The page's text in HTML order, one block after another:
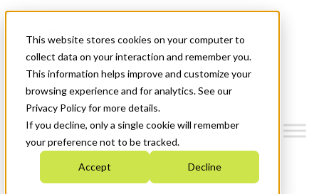
This website stores cookies on your computer to
collect data on your interaction and remember you.
This information helps improve and customize your
browsing experience and for analytics. See our
Privacy Policy for more details.
If you decline, only a single cookie will remember
your preference not to be tracked.
Accept Decline
News & Events
Get Started
Menu
Who We Are
Strategic Plan 2026-2030